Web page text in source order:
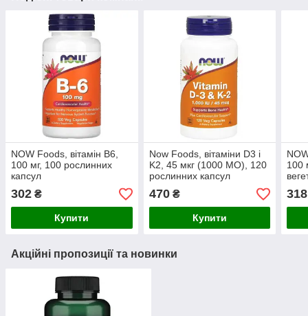
NOW Foods, вітамін B6,
100 мг, 100 рослинних
капсул
302 ₴
Купити
Now Foods, вітаміни D3 і
K2, 45 мкг (1000 МО), 120
рослинних капсул
470₴
Купити
100
318
Акційні пропозиції та новинки